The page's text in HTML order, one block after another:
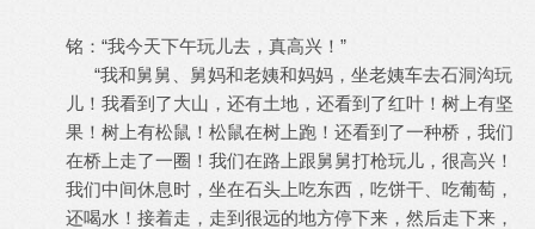
铭：“我今天下午玩儿去，真高兴！”
“我和舅舅、舅妈和老姨和妈妈，坐老姨车去石洞沟玩
儿！我看到了大山，还有土地，还看到了红叶！树上有坚
果！树上有松鼠！松鼠在树上跑！还看到了一种桥，我们
在桥上走了一圈！我们在路上跟舅舅打枪玩儿，很高兴！
我们中间休息时，坐在石头上吃东西，吃饼干、吃葡萄，
还喝水！接着走，走到很远的地方停下来，然后走下来，